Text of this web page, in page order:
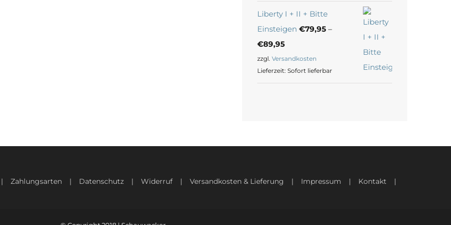
Liberty I + II + Bitte
Einsteigen €79,95 –
€89,95
zzgl.Versandkosten
Lieferzeit:Sofort lieferbar
Zahlungsarten Datenschutz Widerruf Versandkosten & Lieferung Impressum Kontakt